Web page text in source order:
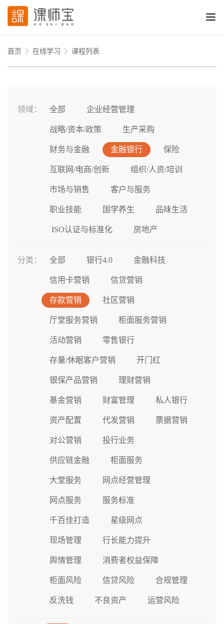
首页 在线学习 课程列表
领域： 全部 企业经营管理
战略/资本/政策 生产采购
财务与金融 金融银行 保险
互联网/电商/创新 组织/人资/培训
市场与销售 客户与服务
职业技能 国学养生 品味生活
ISO认证与标准化 房地产
分类： 全部 银行4.0 金融科技
信用卡营销 信贷营销
存款营销 社区营销
厅堂服务营销 柜面服务营销
活动营销 零售银行
存量/休眠客户营销 开门红
银保产品营销 理财营销
基金营销 财富管理 私人银行
资产配置 代发营销 票据营销
对公营销 投行业务
供应链金融 柜面服务
大堂服务 网点经营管理
网点服务 服务标准
千百佳打造 星级网点
现场管理 行长能力提升
舆情管理 消费者权益保障
柜面风险 信贷风险 合规管理
反洗钱 不良资产 运营风险